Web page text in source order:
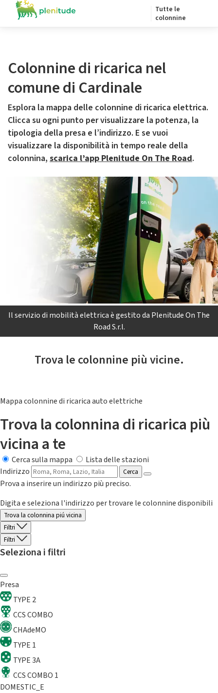
Tutte le
colonnine
Colonnine di ricarica nel
comune di Cardinale
Esplora la mappa delle colonnine di ricarica elettrica.
Clicca su ogni punto per visualizzare la potenza, la
tipologia della presa e l’indirizzo. E se vuoi
visualizzare la disponibilità in tempo reale della
colonnina, scarica l’app Plenitude On The Road.
Il servizio di mobilità elettrica è gestito da Plenitude On The
Road S.r.l.
Trova le colonnine più vicine.
Mappa colonnine di ricarica auto elettriche
Trova la colonnina di ricarica più
vicina a te
Cerca sulla mappa
Lista delle stazioni
Indirizzo
Cerca
Prova a inserire un indirizzo più preciso.
Digita e seleziona l'indirizzo per trovare le colonnine disponibili
Trova la colonnina piú vicina
Filtri
Filtri
Seleziona i filtri
Presa
TYPE 2
CCS COMBO
CHAdeMO
TYPE 1
TYPE 3A
CCS COMBO 1
DOMESTIC_E